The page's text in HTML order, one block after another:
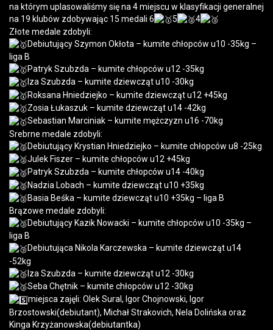
na którym uplasowaliśmy się na 4 miejscu w klasyfikacji generalnej
na 19 klubów zdobywając 15 medali 6
5
4
Złote medale zdobyli:
Debiutujący Szymon Okłota – kumite chłopców u10 -35kg –
liga B
Patryk Szubzda – kumite chłopców u12 -35kg
Iza Szubzda – kumite dziewcząt u10 -30kg
Roksana Hniedziejko – kumite dziewcząt u12 +45kg
Zosia Łukaszuk – kumite dziewcząt u14 -42kg
Sebastian Marciniak – kumite mężczyzn u16 -70kg
Srebrne medale zdobyli:
Debiutujący Krystian Hniedziejko – kumite chłopców u8 -25kg
Julek Fiszer – kumite chłopców u12 +45kg
Patryk Szubzda – kumite chłopców u14 -40kg
Nadzia Lobach – kumite dziewcząt u10 +35kg
Basia Beśka – kumite dziewcząt u10 +35kg – liga B
Brązowe medale zdobyli:
Debiutujący Kazik Nowacki – kumite chłopców u10 -35kg –
liga B
Debiutująca Nikola Karczewska – kumite dziewcząt u14
-52kg
Iza Szubzda – kumite dziewcząt u12 -30kg
Seba Chętnik – kumite chłopców u12 -30kg
miejsca zajęli: Olek Sural, Igor Chojnowski, Igor
Brzostowski(debiutant), Michał Strakovich, Nela Dolińska oraz
Kinga Krzyżanowska(debiutantka)